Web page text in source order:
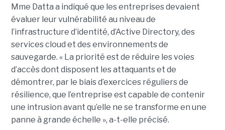
Mme Datta a indiqué que les entreprises devaient
évaluer leur vulnérabilité au niveau de
l’infrastructure d’identité, d’Active Directory, des
services cloud et des environnements de
sauvegarde. « La priorité est de réduire les voies
d’accès dont disposent les attaquants et de
démontrer, par le biais d’exercices réguliers de
résilience, que l’entreprise est capable de contenir
une intrusion avant qu’elle ne se transforme en une
panne à grande échelle », a-t-elle précisé.